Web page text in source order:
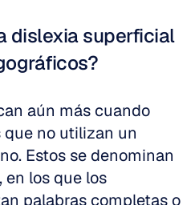
dislexia superficial
aún más cuando
no utilizan un
, en los que los
palabras completas o